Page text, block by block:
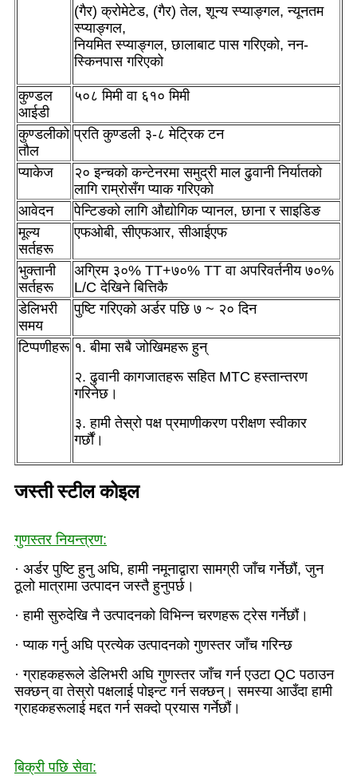
(गैर) क्रोमेटेड, (गैर) तेल, शून्य स्प्याङ्गल, न्यूनतम
स्प्याङ्गल,
नियमित स्प्याङ्गल, छालाबाट पास गरिएको, नन-
स्किनपास गरिएको
कुण्डल
आईडी
५०८ मिमी वा ६१० मिमी
कुण्डलीको
तौल
प्रति कुण्डली ३-८ मेट्रिक टन
प्याकेज
२० इन्चको कन्टेनरमा समुद्री माल ढुवानी निर्यातको
लागि राम्रोसँग प्याक गरिएको
आवेदन
पेन्टिङको लागि औद्योगिक प्यानल, छाना र साइडिङ
मूल्य
सर्तहरू
एफओबी, सीएफआर, सीआईएफ
भुक्तानी
सर्तहरू
अग्रिम ३०% TT+७०% TT वा अपरिवर्तनीय ७०%
L/C देखिने बित्तिकै
डेलिभरी
समय
पुष्टि गरिएको अर्डर पछि ७ ~ २० दिन
टिप्पणीहरू १. बीमा सबै जोखिमहरू हुन्
२. ढुवानी कागजातहरू सहित MTC हस्तान्तरण
गरिनेछ।
३. हामी तेस्रो पक्ष प्रमाणीकरण परीक्षण स्वीकार
गर्छौं।
जस्ती स्टील कोइल
गुणस्तर नियन्त्रण:
· अर्डर पुष्टि हुनु अघि, हामी नमूनाद्वारा सामग्री जाँच गर्नेछौं, जुन
ठूलो मात्रामा उत्पादन जस्तै हुनुपर्छ।
· हामी सुरुदेखि नै उत्पादनको विभिन्न चरणहरू ट्रेस गर्नेछौं।
· प्याक गर्नु अघि प्रत्येक उत्पादनको गुणस्तर जाँच गरिन्छ
· ग्राहकहरूले डेलिभरी अघि गुणस्तर जाँच गर्न एउटा QC पठाउन
सक्छन् वा तेस्रो पक्षलाई पोइन्ट गर्न सक्छन्। समस्या आउँदा हामी
ग्राहकहरूलाई मद्दत गर्न सक्दो प्रयास गर्नेछौं।
बिक्री पछि सेवा: